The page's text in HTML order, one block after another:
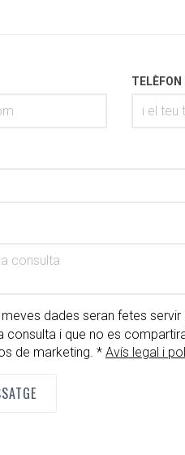
TELÈFON
meves dades seran fetes
consulta i que no es
de marketing. * Avís legal i